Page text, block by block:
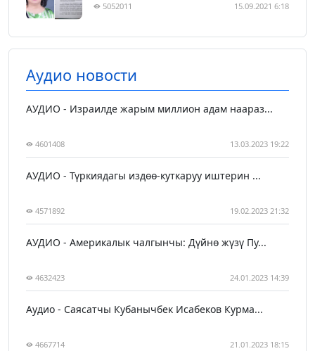
5052011 15.09.2021 6:18
Аудио новости
АУДИО - Израилде жарым миллион адам наараз...
4601408 13.03.2023 19:22
АУДИО - Түркиядагы издөө-куткаруу иштерин ...
4571892 19.02.2023 21:32
АУДИО - Америкалык чалгынчы: Дүйнө жүзү Пу...
4632423 24.01.2023 14:39
Аудио - Саясатчы Кубанычбек Исабеков Курма...
4667714 21.01.2023 18:15